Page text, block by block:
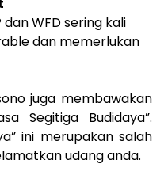
dan WFD sering kali
dan memerlukan
juga membawakan
Segitiga Budidaya”.
ini merupakan salah
udang anda.